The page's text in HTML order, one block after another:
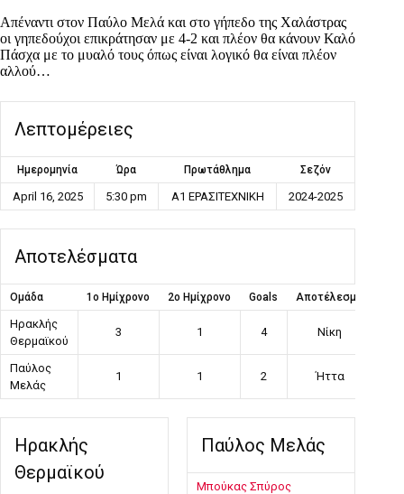
Απέναντι στον Παύλο Μελά και στο γήπεδο της Χαλάστρας
οι γηπεδούχοι επικράτησαν με 4-2 και πλέον θα κάνουν Καλό
Πάσχα με το μυαλό τους όπως είναι λογικό θα είναι πλέον
αλλού…
Λεπτομέρειες
Ημερομηνία Ώρα Πρωτάθλημα Σεζόν
April 16, 2025 5:30 pm Α1 ΕΡΑΣΙΤΕΧΝΙΚΗ 2024-2025
Αποτελέσματα
Ομάδα 1ο Ημίχρονο 2ο Ημίχρονο Goals Αποτέλεσμα
Ηρακλής
Θερμαϊκού
3 1 4 Νίκη
Παύλος
Μελάς
1 1 2 Ήττα
Ηρακλής
Θερμαϊκού
Παύλος Μελάς
Μπούκας Σπύρος